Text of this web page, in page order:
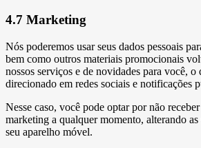
4.7 Marketing
Nós poderemos usar seus dados pessoais
bem como outros materiais promocionais
nossos serviços e de novidades para você,
direcionado em redes sociais e notificações
Nesse caso, você pode optar por não
marketing a qualquer momento, alterando
seu aparelho móvel.